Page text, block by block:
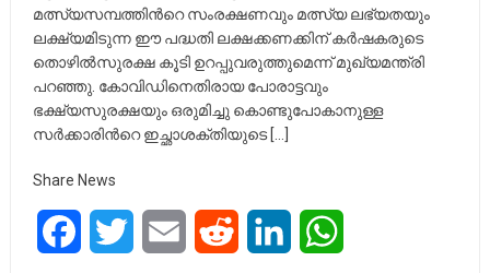
മത്സ്യസമ്പത്തിന്‍റെ സംരക്ഷണവും മത്സ്യ ലഭ്യതയും
ലക്ഷ്യമിടുന്ന ഈ പദ്ധതി ലക്ഷക്കണക്കിന് കര്‍ഷകരുടെ
തൊഴില്‍സുരക്ഷ കൂടി ഉറപ്പുവരുത്തുമെന്ന് മുഖ്യമന്ത്രി
പറഞ്ഞു. കോവിഡിനെതിരായ പോരാട്ടവും
ഭക്ഷ്യസുരക്ഷയും ഒരുമിച്ചു കൊണ്ടുപോകാനുള്ള
സര്‍ക്കാരിന്‍റെ ഇച്ഛാശക്തിയുടെ […]
Share News
FacebookTwitter Email Reddit LinkedIn